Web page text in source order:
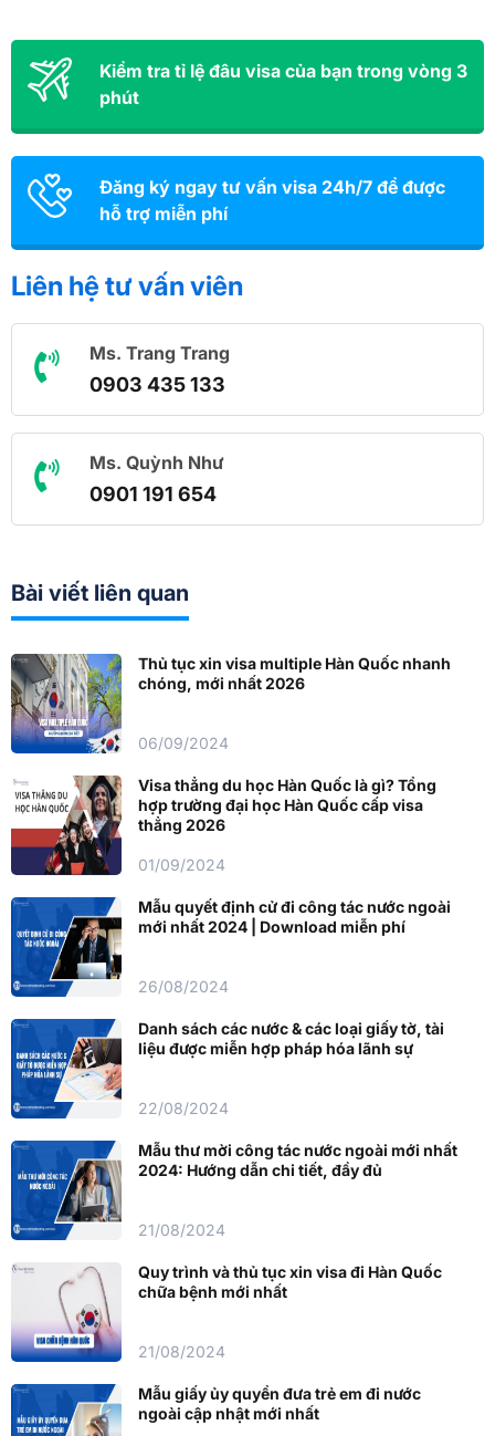
Kiểm tra tỉ lệ đâu visa của bạn trong vòng 3
phút
Đăng ký ngay tư vấn visa 24h/7 để được
hỗ trợ miễn phí
Liên hệ tư vấn viên
Ms. Trang Trang
0903 435 133
Ms. Quỳnh Như
0901 191 654
Bài viết liên quan
Thủ tục xin visa multiple Hàn Quốc nhanh
chóng, mới nhất 2026
06/09/2024
Visa thẳng du học Hàn Quốc là gì? Tổng
hợp trường đại học Hàn Quốc cấp visa
thẳng 2026
01/09/2024
Mẫu quyết định cử đi công tác nước ngoài
mới nhất 2024 | Download miễn phí
26/08/2024
Danh sách các nước & các loại giấy tờ, tài
liệu được miễn hợp pháp hóa lãnh sự
22/08/2024
Mẫu thư mời công tác nước ngoài mới nhất
2024: Hướng dẫn chi tiết, đầy đủ
21/08/2024
Quy trình và thủ tục xin visa đi Hàn Quốc
chữa bệnh mới nhất
21/08/2024
Mẫu giấy ủy quyền đưa trẻ em đi nước
ngoài cập nhật mới nhất